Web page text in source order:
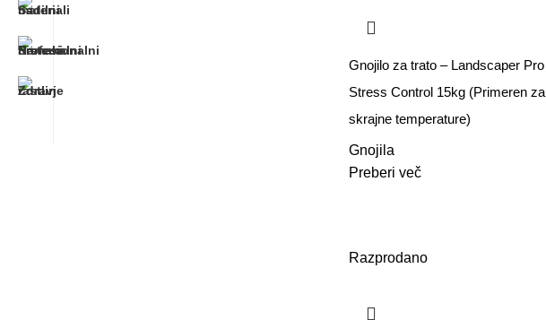
Gnojilo za trato – Landscaper Pro
Stress Control 15kg (Primeren za
skrajne temperature)
Gnojila
Preberi več
Razprodano